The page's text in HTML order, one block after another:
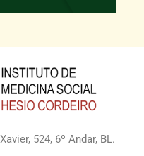
524, 6º Andar, BL.